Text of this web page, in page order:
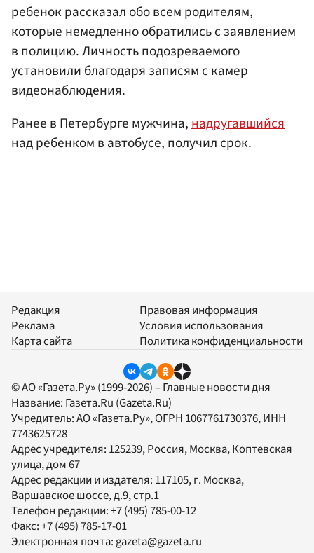
ребенок рассказал обо всем родителям,
которые немедленно обратились с заявлением
в полицию. Личность подозреваемого
установили благодаря записям с камер
видеонаблюдения.
Ранее в Петербурге мужчина,надругавшийся
над ребенком в автобусе, получил срок.
Редакция
Реклама
Карта сайта
Правовая информация
Условия использования
Политика конфиденциальности
© АО «Газета.Ру» (1999-2026) – Главные новости дня
Название: Газета.Ru (Gazeta.Ru)
Учредитель:АО «Газета.Ру», ОГРН 1067761730376, ИНН
7743625728
Адрес учредителя: 125239, Россия, Москва, Коптевская
улица, дом 67
Адрес редакции и издателя: 117105, г. Москва,
Варшавское шоссе, д.9, стр.1
Телефон редакции:+7 (495) 785-00-12
Факс:+7 (495) 785-17-01
Электронная почта:gazeta@gazeta.ru